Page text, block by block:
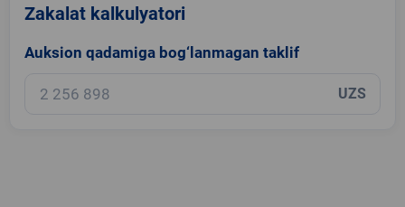
Zakalat kalkulyatori
Auksion qadamiga bog‘lanmagan taklif
UZS